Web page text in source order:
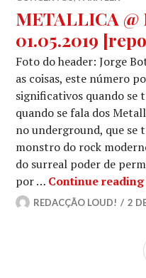
METALLICA
01.05.2019
Foto do header: Jorge
as coisas, este número
significativos quando se
quando se fala dos
no underground, que se
monstro do rock
do surreal poder de
por … Continue reading
REDACÇÃO LOUD! 2